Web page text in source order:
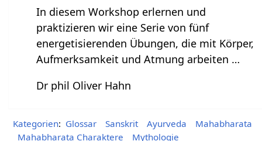
In diesem Workshop erlernen und
praktizieren wir eine Serie von fünf
energetisierenden Übungen, die mit Körper,
Aufmerksamkeit und Atmung arbeiten …
Dr phil Oliver Hahn
Kategorien: Glossar Sanskrit Ayurveda
Mahabharata
Mahabharata Charaktere
Mythologie